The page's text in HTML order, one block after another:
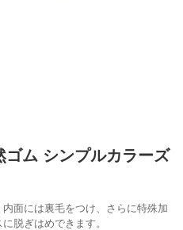
ゴム シンプルカラーズ
面には裏毛をつけ、さらに特殊加
脱ぎはめできます。